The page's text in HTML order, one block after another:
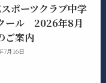
ポーツクラブ中学
ール 2026年8月
ご案内
7月16日